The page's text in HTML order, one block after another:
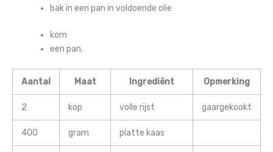
bak in een pan in voldoende olie
kom
een pan.
Aantal Maat Ingrediënt Opmerking
2 kop volle rijst gaargekookt
400 gram platte kaas